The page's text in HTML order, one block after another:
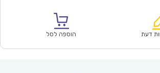
₪64.00.
דעת הוספה לסל